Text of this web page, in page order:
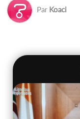
Par Koaci